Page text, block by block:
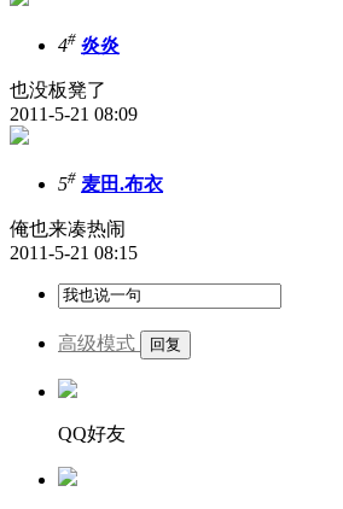
4# 炎炎
也没板凳了
2011-5-21 08:09
5# 麦田.布衣
俺也来凑热闹
2011-5-21 08:15
高级模式
QQ好友